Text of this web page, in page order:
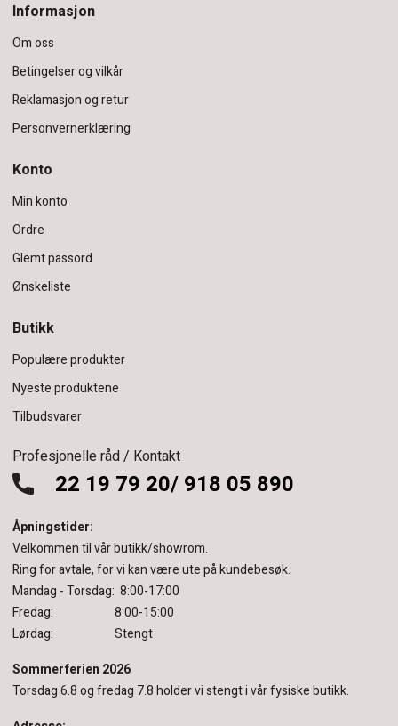
Informasjon
Om oss
Betingelser og vilkår
Reklamasjon og retur
Personvernerklæring
Konto
Min konto
Ordre
Glemt passord
Ønskeliste
Butikk
Populære produkter
Nyeste produktene
Tilbudsvarer
Profesjonelle råd / Kontakt
22 19 79 20/ 918 05 890
Åpningstider:
Velkommen til vår butikk/showrom.
Ring for avtale, for vi kan være ute på kundebesøk.
Mandag - Torsdag: 8:00-17:00
Fredag: 8:00-15:00
Lørdag: Stengt
Sommerferien 2026
Torsdag 6.8 og fredag 7.8 holder vi stengt i vår fysiske butikk.